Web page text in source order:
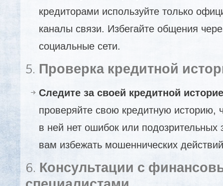
кредиторами используйте только
каналы связи. Избегайте общения
социальные сети.
5. Проверка кредитной
Следите за своей кредитной
проверяйте свою кредитную историю,
в ней нет ошибок или подозрительных
вам избежать мошеннических
6. Консультации с